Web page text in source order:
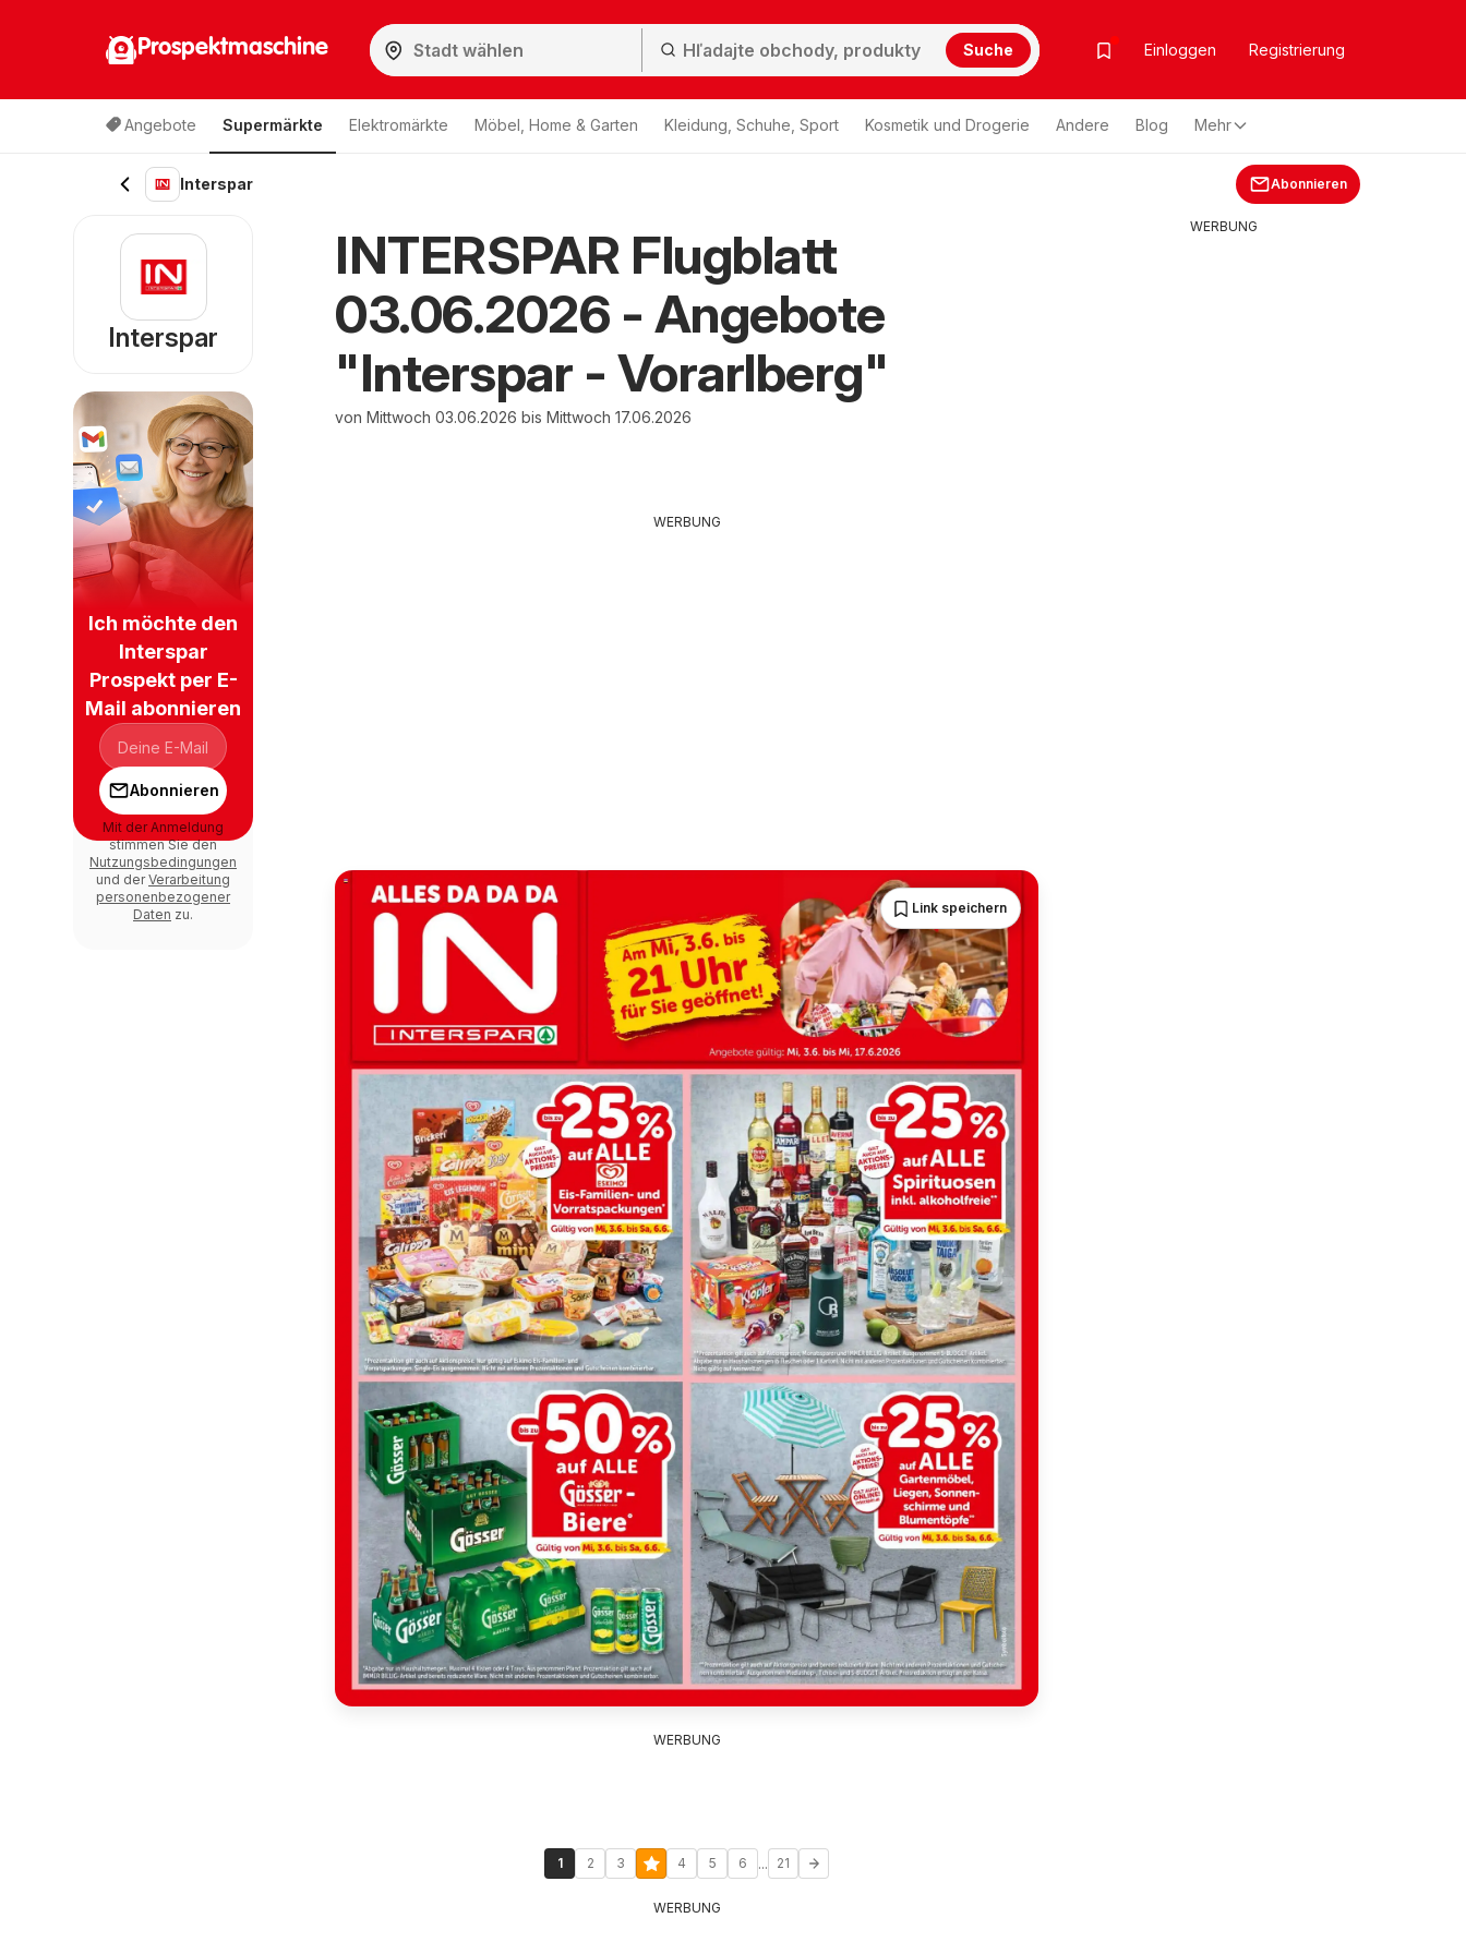
Prospektmaschine Suche Einloggen Registrierung
Angebote Supermärkte Elektromärkte Möbel, Home & Garten Kleidung, Schuhe, Sport Kosmetik und Drogerie Andere Blog Mehr
Interspar Abonnieren
INTERSPAR Flugblatt
03.06.2026 - Angebote
"Interspar - Vorarlberg"
von Mittwoch 03.06.2026 bis Mittwoch 17.06.2026
WERBUNG
Link speichern
WERBUNG
1 2 3 4 5 6 ... 21
WERBUNG
Interspar
Ich möchte den
Interspar
Prospekt per E-
Mail abonnieren
Abonnieren
Mit der Anmeldung
stimmen Sie den
Nutzungsbedingungen
und derVerarbeitung
personenbezogener
Daten zu.
WERBUNG